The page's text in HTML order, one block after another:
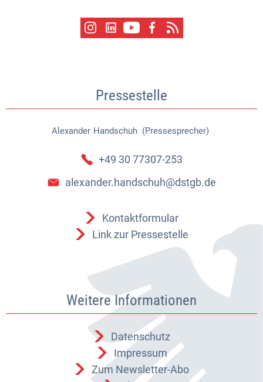
Pressestelle
Alexander Handschuh (Pressesprecher)
Alexander Handschuh
+49 30 77307-253
alexander.handschuh@dstgb.de
Kontaktformular
Link zur Pressestelle
Weitere Informationen
Datenschutz
Impressum
Zum Newsletter-Abo